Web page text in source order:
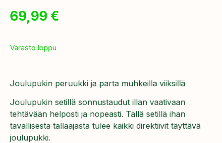
69,99 €
Varasto loppu
Joulupukin peruukki ja parta muhkeilla viiksillä
Joulupukin setillä sonnustaudut illan vaativaan
tehtävään helposti ja nopeasti. Tällä setillä ihan
tavallisesta tallaajasta tulee kaikki direktiivit täyttävä
joulupukki.